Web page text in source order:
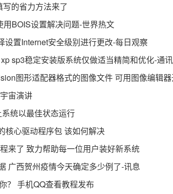
的省力方法来了
BOIS设置解决问题-世界热文
置Internet安全级别进行更改-每日观察
sp3稳定安装版系统仅做适当精简和优化-通讯
图形适配器格式的图像文件 可用图像编辑
宙演讲
统以最佳状态运行
核心驱动程序包 该如何解决
来了 致力帮助每一位用户装好新系统
广西贺州疫情今天确定多少例了-讯息
？ 手机QQ查看教程发布